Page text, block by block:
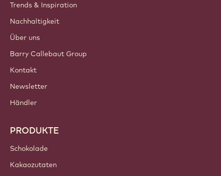
Trends & Inspiration
Nachhaltigkeit
Über uns
Barry Callebaut Group
Kontakt
Newsletter
Händler
PRODUKTE
Schokolade
Kakaozutaten